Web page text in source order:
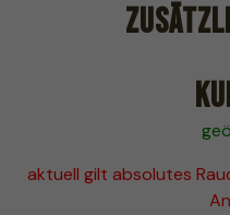
aktuell gilt absolutes